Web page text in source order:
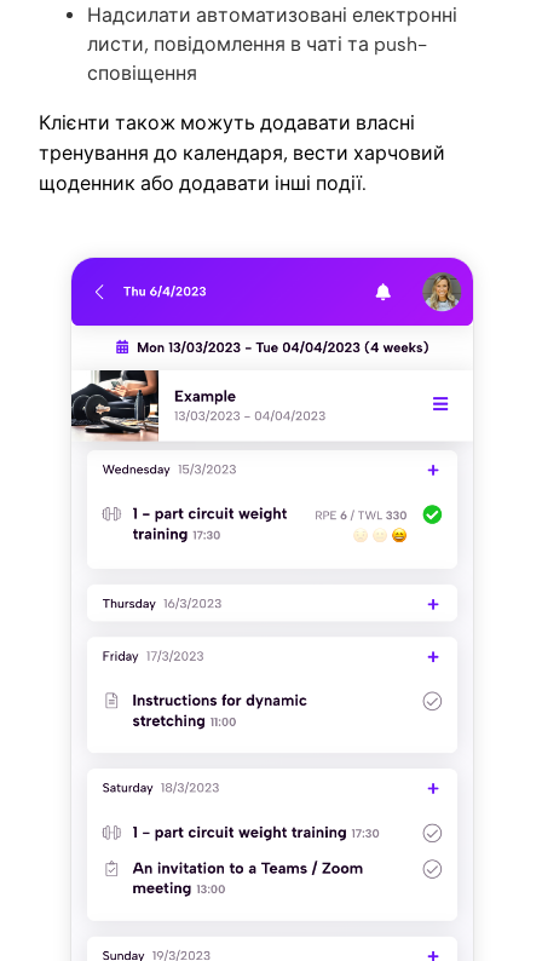
Надсилати автоматизовані електронні
листи, повідомлення в чаті та push-
сповіщення
Клієнти також можуть додавати власні
тренування до календаря, вести харчовий
щоденник або додавати інші події.